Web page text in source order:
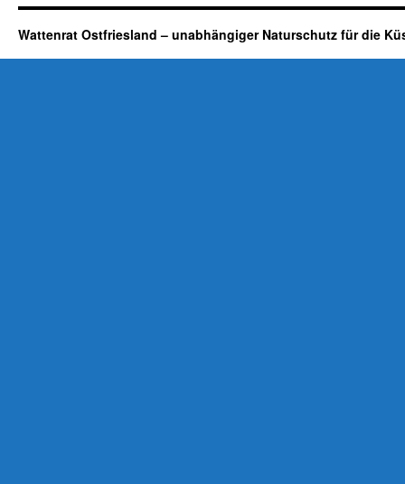
Wattenrat Ostfriesland – unabhängiger Naturschutz für die